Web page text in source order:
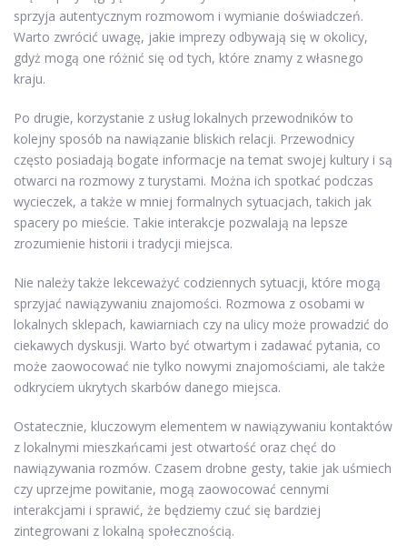
sprzyja autentycznym rozmowom i wymianie doświadczeń.
Warto zwrócić uwagę, jakie imprezy odbywają się w okolicy,
gdyż mogą one różnić się od tych, które znamy z własnego
kraju.
Po drugie, korzystanie z usług lokalnych przewodników to
kolejny sposób na nawiązanie bliskich relacji. Przewodnicy
często posiadają bogate informacje na temat swojej kultury i są
otwarci na rozmowy z turystami. Można ich spotkać podczas
wycieczek, a także w mniej formalnych sytuacjach, takich jak
spacery po mieście. Takie interakcje pozwalają na lepsze
zrozumienie historii i tradycji miejsca.
Nie należy także lekceważyć codziennych sytuacji, które mogą
sprzyjać nawiązywaniu znajomości. Rozmowa z osobami w
lokalnych sklepach, kawiarniach czy na ulicy może prowadzić do
ciekawych dyskusji. Warto być otwartym i zadawać pytania, co
może zaowocować nie tylko nowymi znajomościami, ale także
odkryciem ukrytych skarbów danego miejsca.
Ostatecznie, kluczowym elementem w nawiązywaniu kontaktów
z lokalnymi mieszkańcami jest otwartość oraz chęć do
nawiązywania rozmów. Czasem drobne gesty, takie jak uśmiech
czy uprzejme powitanie, mogą zaowocować cennymi
interakcjami i sprawić, że będziemy czuć się bardziej
zintegrowani z lokalną społecznością.